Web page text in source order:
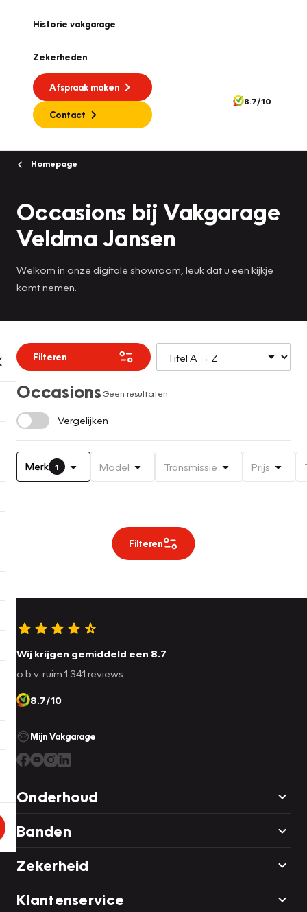
Historie vakgarage
Zekerheden
Afspraak maken
Contact
8.7/10
Homepage
Occasions bij Vakgarage
Veldma Jansen
Welkom in onze digitale showroom, leuk dat u een kijkje
komt nemen.
Filteren
OccasionsGeen resultaten
Vergelijken
Merk 1 Model Transmissie Prijs
Filteren
Wij krijgen gemiddeld een 8.7
o.b.v. ruim 1.341 reviews
8.7/10
Mijn Vakgarage
Onderhoud
Banden
Zekerheid
Klantenservice